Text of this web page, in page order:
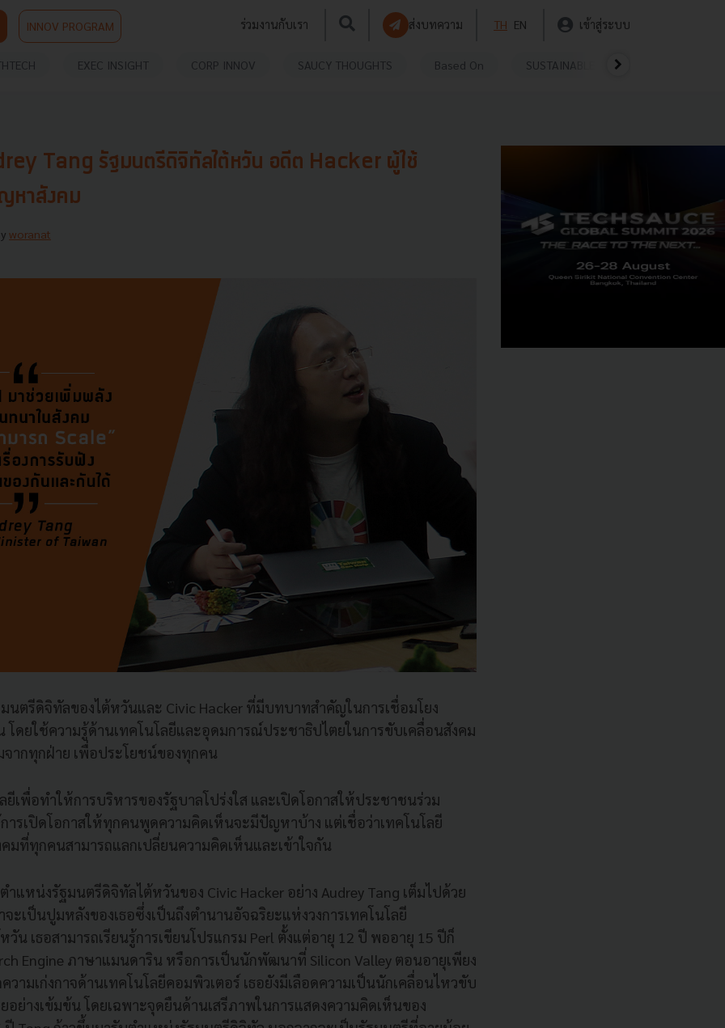
INNOV PROGRAM ร่วมงานกับเรา ส่งบทความ TH EN เข้าสู่ระบบ
EXEC INSIGHT CORP INNOV SAUCY THOUGHTS Based On SUSTAINABLE
Tang รัฐมนตรีดิจิทัลไต้หวัน อดีต Hacker ผู้ใช้
หาสังคม
woranat
มนตรีดิจิทัลของไต้หวันและ Civic Hacker ที่มีบทบาทสำคัญในการเชื่อมโยง
ดยใช้ความรู้ด้านเทคโนโลยีและอุดมการณ์ประชาธิปไตยในการขับเคลื่อนสังคม
จากทุกฝ่าย เพื่อประโยชน์ของทุกคน
ยีเพื่อทำให้การบริหารของรัฐบาลโปร่งใส และเปิดโอกาสให้ประชาชนร่วม
ารเปิดโอกาสให้ทุกคนพูดความคิดเห็นจะมีปัญหาบ้าง แต่เชื่อว่าเทคโนโลยี
คมที่ทุกคนสามารถแลกเปลี่ยนความคิดเห็นและเข้าใจกัน
ำแหน่งรัฐมนตรีดิจิทัลไต้หวันของ Civic Hacker อย่าง Audrey Tang เต็มไปด้วย
จะเป็นปูมหลังของเธอซึ่งเป็นถึงตำนานอัจฉริยะแห่งวงการเทคโนโลยี
น เธอสามารถเรียนรู้การเขียนโปรแกรม Perl ตั้งแต่อายุ 12 ปี พออายุ 15 ปีก็
Engine ภาษาแมนดาริน หรือการเป็นนักพัฒนาที่ Silicon Valley ตอนอายุเพียง
วามเก่งกาจด้านเทคโนโลยีคอมพิวเตอร์ เธอยังมีเลือดความเป็นนักเคลื่อนไหวขับ
อย่างเข้มข้น โดยเฉพาะจุดยืนด้านเสรีภาพในการแสดงความคิดเห็นของ